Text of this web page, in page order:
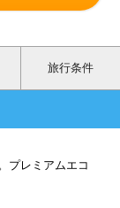
旅行条件
プレミアムエコ